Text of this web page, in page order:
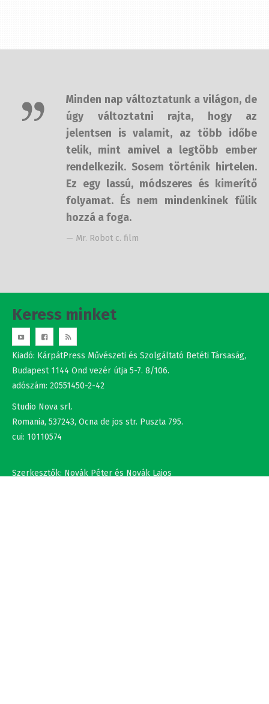
de úgy változtatni rajta, hogy az
jelentsen is valamit, az több időbe
telik, mint amivel a legtöbb ember
rendelkezik. Sosem történik
hirtelen. Ez egy lassú, módszeres és
kimerítő folyamat. És nem
mindenkinek fűlik hozzá a foga.
— Mr. Robot c. film
Kiadó: KárpátPress Művészeti és Szolgáltató Betéti Társaság,
Budapest 1144 Ond vezér útja 5-7. 8/106.
adószám: 20551450-2-42
Romania, 537243, Ocna de jos str. Puszta 795.
cui: 10110574
+36302308877 , +40737875931